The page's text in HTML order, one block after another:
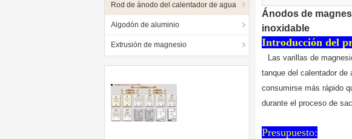
Rod de ánodo del calentador de agua
Algodón de aluminio
Extrusión de magnesio
Ánodos de
inoxidable
Introducción del
Las varillas de
tanque del calentador de
consumirse más rápido
durante el proceso de
Presupuesto: